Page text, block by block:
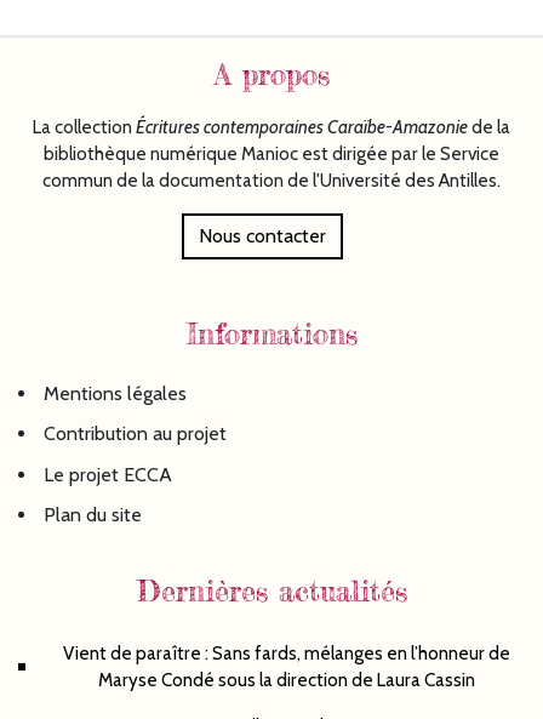
A propos
La collection Écriturescontemporaines Caraïbe-Amazoniede la
bibliothèque numérique Manioc est dirigée par le Service
commun de la documentation de l'Université des Antilles.
Nous contacter
Informations
Mentions légales
Contribution au projet
Le projet ECCA
Plan du site
Dernières actualités
Vient de paraître : Sans fards, mélanges en l’honneur de
Maryse Condé sous la direction de Laura Cassin